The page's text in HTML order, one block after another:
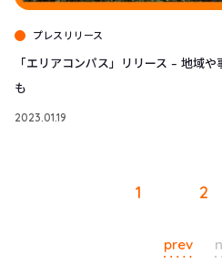
プレスリリース
「エリアコンパス」リリース – 地域
も
2023.01.19
1 2
prev